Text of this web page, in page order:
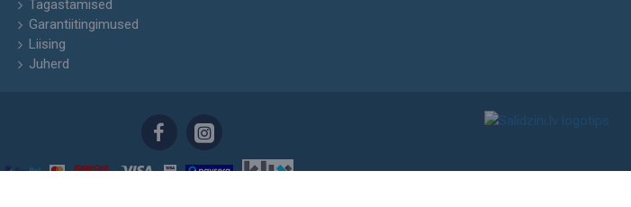
Tagastamised
Garantiitingimused
Liising
Juherd